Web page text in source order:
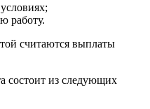
работу.
считаются выплаты
состоит из следующих